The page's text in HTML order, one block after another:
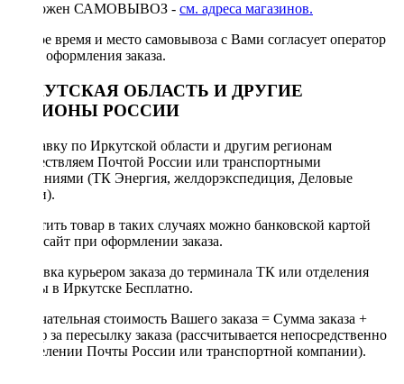
Возможен САМОВЫВОЗ - см. адреса магазинов.
Точное время и место самовывоза с Вами согласует оператор
после оформления заказа.
ИРКУТСКАЯ ОБЛАСТЬ И ДРУГИЕ
РЕГИОНЫ РОССИИ
Отправку по Иркутской области и другим регионам
осуществляем Почтой России или транспортными
компаниями (ТК Энергия, желдорэкспедиция, Деловые
линии).
Оплатить товар в таких случаях можно банковской картой
через сайт при оформлении заказа.
Доставка курьером заказа до терминала ТК или отделения
Почты в Иркутске Бесплатно.
Окончательная стоимость Вашего заказа = Сумма заказа +
Тариф за пересылку заказа (рассчитывается непосредственно
в отделении Почты России или транспортной компании).